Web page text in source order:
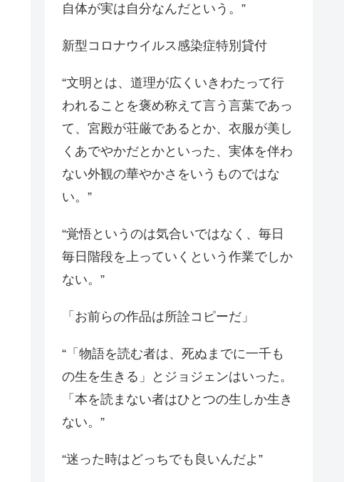
自体が実は自分なんだという。”
新型コロナウイルス感染症特別貸付
“文明とは、道理が広くいきわたって行
われることを褒め称えて言う言葉であっ
て、宮殿が荘厳であるとか、衣服が美し
くあでやかだとかといった、実体を伴わ
ない外観の華やかさをいうものではな
い。”
“覚悟というのは気合いではなく、毎日
毎日階段を上っていくという作業でしか
ない。”
「お前らの作品は所詮コピーだ」
“「物語を読む者は、死ぬまでに一千も
の生を生きる」とジョジェンはいった。
「本を読まない者はひとつの生しか生き
ない。”
“迷った時はどっちでも良いんだよ”